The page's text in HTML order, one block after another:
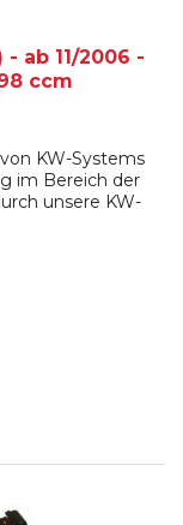
- ab 11/2006 -
ccm
KW-Systems
im Bereich der
unsere KW-